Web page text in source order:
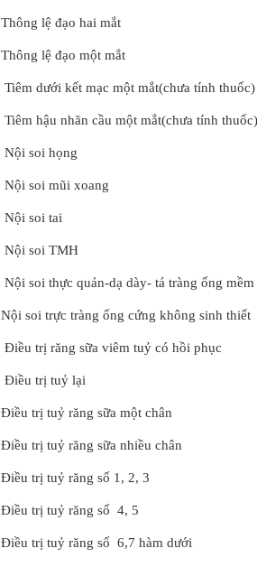
Thông lệ đạo hai mắt
Thông lệ đạo một mắt
Tiêm dưới kết mạc một mắt(chưa tính thuốc)
Tiêm hậu nhãn cầu một mắt(chưa tính thuốc)
Nội soi họng
Nội soi mũi xoang
Nội soi tai
Nội soi TMH
Nội soi thực quản-dạ dày- tá tràng ống mềm
Nội soi trực tràng ống cứng không sinh thiết
Điều trị răng sữa viêm tuỷ có hồi phục
Điều trị tuỷ lại
Điều trị tuỷ răng sữa một chân
Điều trị tuỷ răng sữa nhiều chân
Điều trị tuỷ răng số 1, 2, 3
Điều trị tuỷ răng số 4, 5
Điều trị tuỷ răng số 6,7 hàm dưới